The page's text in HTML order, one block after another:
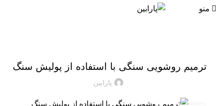
منو
ترمیم روشویی سنگی با استفاده از پولیش سنگ
پارابین